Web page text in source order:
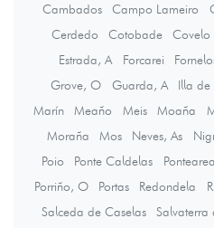
Cambados
Campo Lameiro
Cerdedo
Cotobade Covelo
Estrada, A
Forcarei
Grove, O
Guarda, A Illa de
Marín
Meaño Meis Moaña
Moraña
Mos Neves, As
Poio
Ponte Caldelas
Porriño, O
Portas Redondela
Salceda de Caselas
Salvaterra